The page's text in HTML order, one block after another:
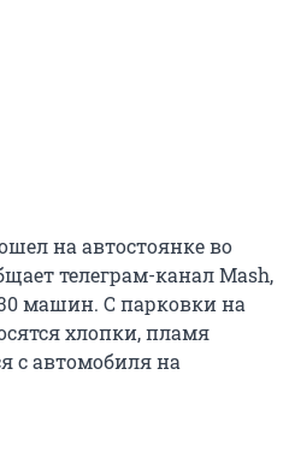
на автостоянке во
телеграм-канал Mash,
машин. С парковки на
хлопки, пламя
с автомобиля на